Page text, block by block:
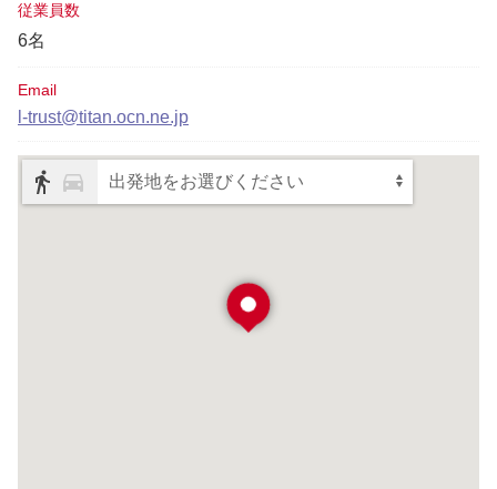
従業員数
6名
Email
l-trust@titan.ocn.ne.jp
出発地をお選びください